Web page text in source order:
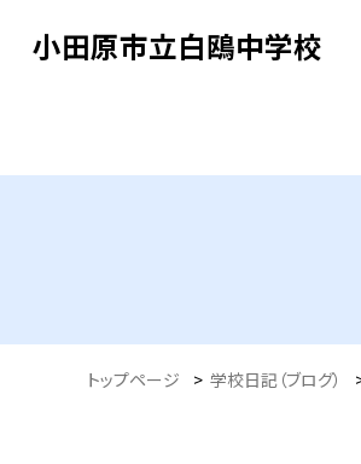
小田原市立白鴎中学校
トップページ > 学校日記（ブログ）